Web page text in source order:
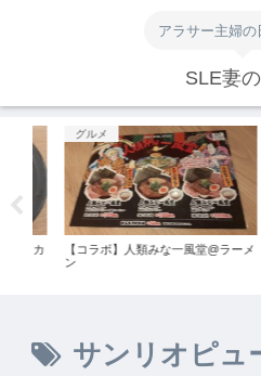
アラサー主婦
SLE妻
人類みな一風堂@ラーメ
グルメ
創業117周年のベ
サンリオピュ